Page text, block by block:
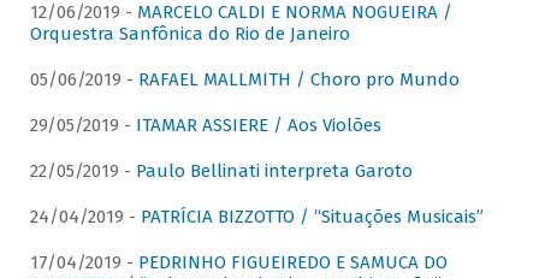
12/06/2019 - MARCELO CALDI E NORMA NOGUEIRA /
Orquestra Sanfônica do Rio de Janeiro
05/06/2019 - RAFAEL MALLMITH / Choro pro Mundo
29/05/2019 - ITAMAR ASSIERE / Aos Violões
22/05/2019 - Paulo Bellinati interpreta Garoto
24/04/2019 - PATRÍCIA BIZZOTTO / “Situações Musicais”
17/04/2019 - PEDRINHO FIGUEIREDO E SAMUCA DO